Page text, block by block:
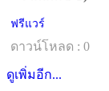
ฟรีแวร์
ดาวน์โหลด : 0
ดูเพิ่มอีก...